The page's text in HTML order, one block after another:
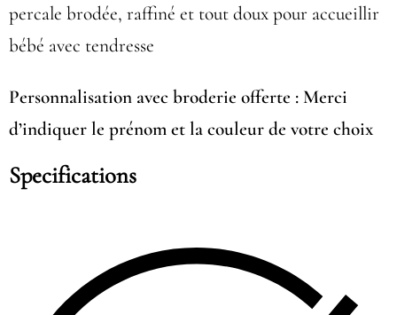
percale brodée, raffiné et tout doux pour accueillir
bébé avec tendresse
Personnalisation avec broderie offerte : Merci
d’indiquer le prénom et la couleur de votre choix
Specifications